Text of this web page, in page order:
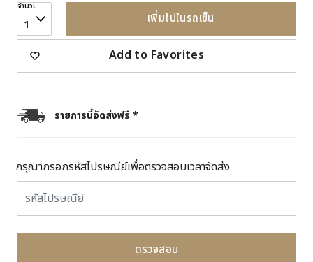
จำนวน
1 เพิ่มไปในรถเข็น
Add to Favorites
รายการนี้จัดส่งฟรี *
กรุณากรอกรหัสไปรษณีย์เพื่อตรวจสอบเวลาจัดส่ง
ตรวจสอบ